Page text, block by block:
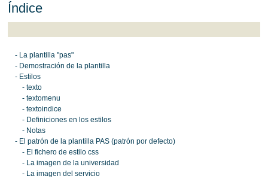
Índice
- La plantilla "pas"
- Demostración de la plantilla
- Estilos
- texto
- textomenu
- textoindice
- Definiciones en los estilos
- Notas
- El patrón de la plantilla PAS (patrón por defecto)
- El fichero de estilo css
- La imagen de la universidad
- La imagen del servicio